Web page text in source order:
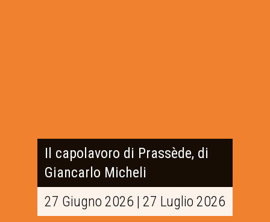
Il capolavoro di Prassède, di
Giancarlo Micheli
27 Giugno 2026 | 27 Luglio 2026